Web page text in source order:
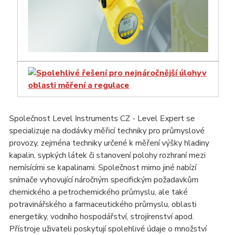
Společnost Level Instruments CZ - Level Expert se
specializuje na dodávky měřicí techniky pro průmyslové
provozy, zejména techniky určené k měření výšky hladiny
kapalin, sypkých látek či stanovení polohy rozhraní mezi
nemísícími se kapalinami. Společnost mimo jiné nabízí
snímače vyhovující náročným specifickým požadavkům
chemického a petrochemického průmyslu, ale také
potravinářského a farmaceutického průmyslu, oblasti
energetiky, vodního hospodářství, strojírenství apod.
Přístroje uživateli poskytují spolehlivé údaje o množství